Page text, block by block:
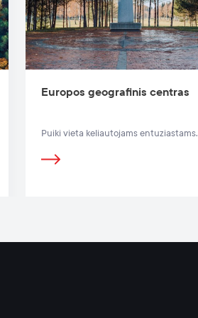
Europos geografinis centras
Puiki vieta keliautojams entuziastams.